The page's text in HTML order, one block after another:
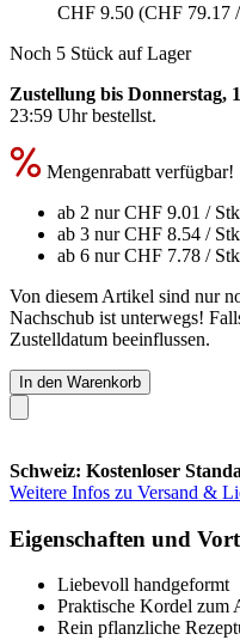
CHF 9.50 (CHF 79.17
Noch 5 Stück auf Lager
Zustellung bis Donnerstag,
23:59 Uhrbestellst.
Mengenrabatt verfügbar!
ab 2 nurCHF 9.01 / Stk
ab 3 nurCHF 8.54 / Stk
ab 6 nurCHF 7.78 / Stk
Von diesem Artikel sind nur
Nachschub ist unterwegs!
Zustelldatum beeinflussen.
In den Warenkorb
Schweiz: Kostenloser
Weitere Infos zu Versand &
Eigenschaften und
Liebevoll handgeformt
Praktische Kordel zum
Rein pflanzliche